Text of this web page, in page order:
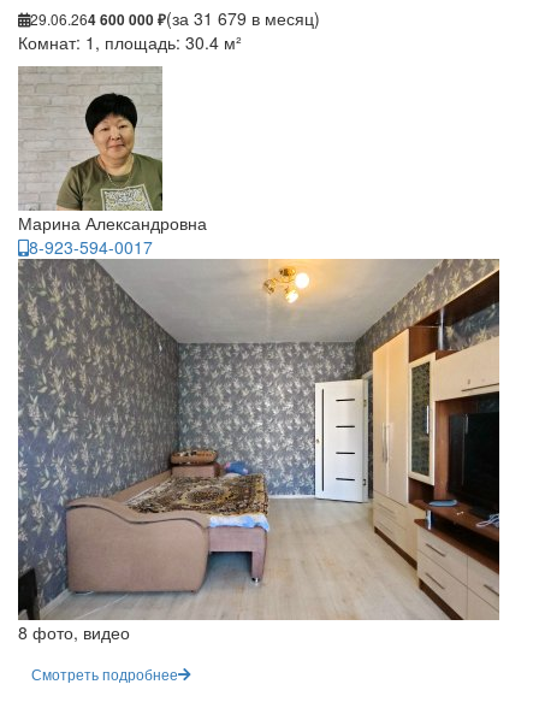
29.06.264 600 000 ₽(за 31 679 в месяц)
Комнат: 1, площадь: 30.4 м²
Марина Александровна
8-923-594-0017
8 фото, видео
Смотреть подробнее